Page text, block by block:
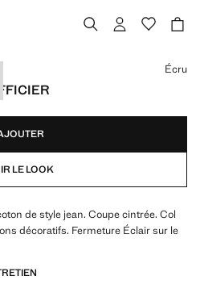
Écru
LE LOOK
de style jean. Coupe cintrée. Col
décoratifs. Fermeture Éclair sur le